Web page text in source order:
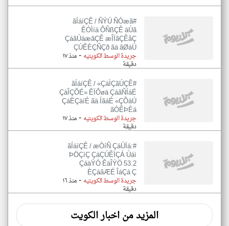
#ãÍáíÇÊ / ÑÝÚ ÑÓæã
ÊÓÌíá ÔÑßÇÊ äÙã
ÇáãÚáæãÇÊ æÎÏãÇÊåÇ
ÇÚÊÈÇÑÇð ãä ãØáÚ
جريدة الوسط الكويتيه - منذ ١٧
دقيقة
#ãÍáíÇÊ / «ÇáÌÇãÚÇÊ
ÇáÎÇÕÉ» ÊÏÔøä ÇáãÑÍáÉ
ÇáËÇäíÉ ãä ÍãáÉ «ÇÕäÚ
ãÓÊÞÈá
جريدة الوسط الكويتيه - منذ ١٧
دقيقة
#ãÍáíÇÊ / æÒíÑ ÇáÚÏá:
ÞÖÇíÇ ÇáÇÚÊÏÇÁ Úáì
ÇáäÝÓ ÊäÎÝÖ 53.2
ÈÇáãÆÉ ÎáÇá Ç
جريدة الوسط الكويتيه - منذ ١٦
دقيقة
المزيد من اخبار الكويت